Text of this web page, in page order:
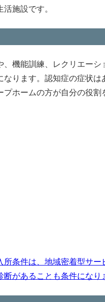
施設です。
機能訓練、レクリエー
ります。認知症の症状
ホームの方が自分の役
条件は、地域密着型サ
があることも条件になり